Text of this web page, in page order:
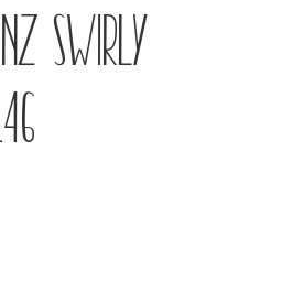
Swirly